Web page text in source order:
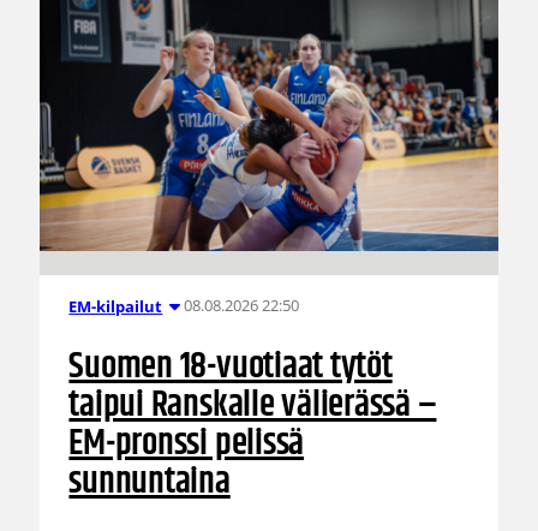
EM-kilpailut 08.08.2026 22:50
Suomen 18-vuotiaat tytöt
taipui Ranskalle välierässä –
EM-pronssi pelissä
sunnuntaina